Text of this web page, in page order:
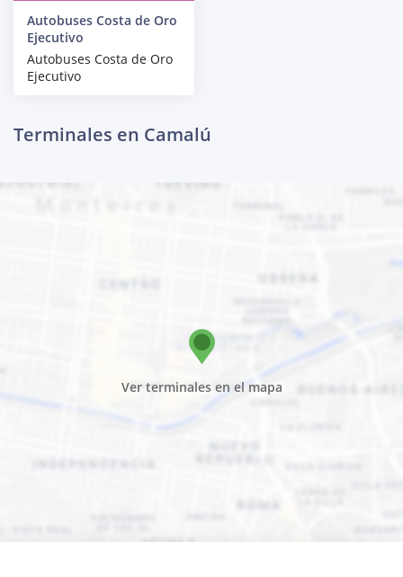
Autobuses Costa de Oro
Ejecutivo
Autobuses Costa de Oro
Ejecutivo
Terminales en Camalú
Ver terminales en el mapa